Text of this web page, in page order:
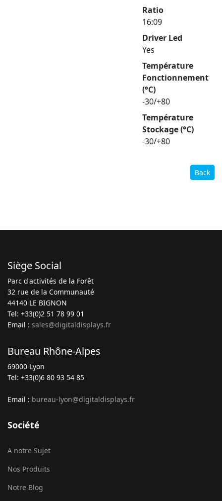
Ratio
16:09
Driver Led
Yes
Température
Fonctionnement
(°C)
-30/+80
Température
Stockage (°C)
-30/+80
Back
Siège Social
Parc d'activités de la Forêt
32 rue de la Communauté
44140 LE BIGNON
Tel: +33(0)2 51 78 99 01
Email : sales@digitaldisplays.fr
Bureau Rhône-Alpes
69000 Lyon
Tel: +33(0)6 80 93 54 85
Email : bureau-lyon@digitaldisplays.fr
Société
A notre Sujet
Nos Produits
Notre Blog